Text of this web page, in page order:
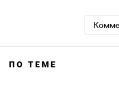
ПО ТЕМЕ